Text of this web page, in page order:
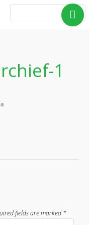
1
fields are marked *